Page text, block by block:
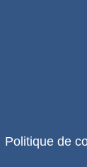
Politique de